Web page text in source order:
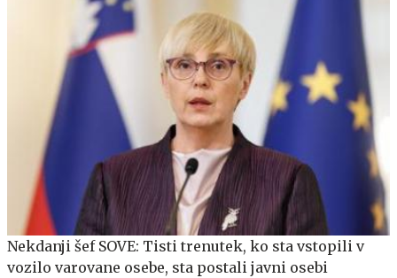
Nekdanji šef SOVE: Tisti trenutek, ko sta vstopili v
vozilo varovane osebe, sta postali javni osebi